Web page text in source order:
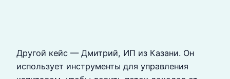
Другой кейс — Дмитрий, ИП из Казани. Он
использует инструменты для управления